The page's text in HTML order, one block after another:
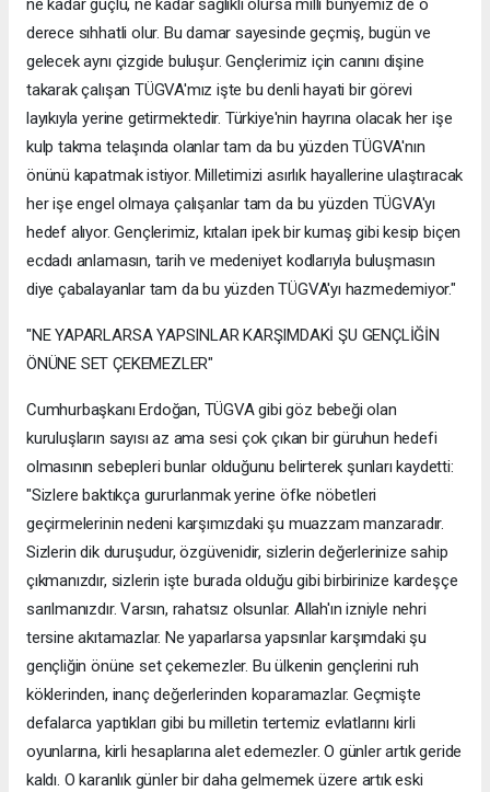
ne kadar güçlü, ne kadar sağlıklı olursa millî bünyemiz de o
derece sıhhatli olur. Bu damar sayesinde geçmiş, bugün ve
gelecek aynı çizgide buluşur. Gençlerimiz için canını dişine
takarak çalışan TÜGVA'mız işte bu denli hayati bir görevi
layıkıyla yerine getirmektedir. Türkiye'nin hayrına olacak her işe
kulp takma telaşında olanlar tam da bu yüzden TÜGVA'nın
önünü kapatmak istiyor. Milletimizi asırlık hayallerine ulaştıracak
her işe engel olmaya çalışanlar tam da bu yüzden TÜGVA'yı
hedef alıyor. Gençlerimiz, kıtaları ipek bir kumaş gibi kesip biçen
ecdadı anlamasın, tarih ve medeniyet kodlarıyla buluşmasın
diye çabalayanlar tam da bu yüzden TÜGVA'yı hazmedemiyor."
"NE YAPARLARSA YAPSINLAR KARŞIMDAKİ ŞU GENÇLİĞİN
ÖNÜNE SET ÇEKEMEZLER"
Cumhurbaşkanı Erdoğan, TÜGVA gibi göz bebeği olan
kuruluşların sayısı az ama sesi çok çıkan bir güruhun hedefi
olmasının sebepleri bunlar olduğunu belirterek şunları kaydetti:
"Sizlere baktıkça gururlanmak yerine öfke nöbetleri
geçirmelerinin nedeni karşımızdaki şu muazzam manzaradır.
Sizlerin dik duruşudur, özgüvenidir, sizlerin değerlerinize sahip
çıkmanızdır, sizlerin işte burada olduğu gibi birbirinize kardeşçe
sarılmanızdır. Varsın, rahatsız olsunlar. Allah'ın izniyle nehri
tersine akıtamazlar. Ne yaparlarsa yapsınlar karşımdaki şu
gençliğin önüne set çekemezler. Bu ülkenin gençlerini ruh
köklerinden, inanç değerlerinden koparamazlar. Geçmişte
defalarca yaptıkları gibi bu milletin tertemiz evlatlarını kirli
oyunlarına, kirli hesaplarına alet edemezler. O günler artık geride
kaldı. O karanlık günler bir daha gelmemek üzere artık eski